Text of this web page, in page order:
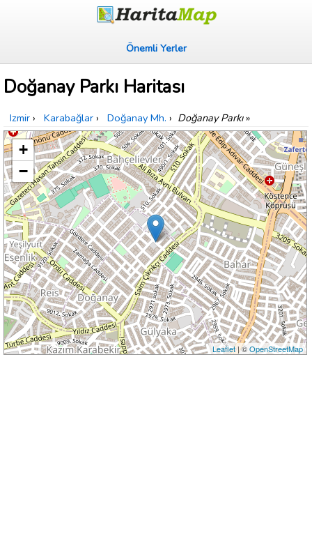
Önemli Yerler
Doğanay Parkı Haritası
Izmir › Karabağlar › Doğanay Mh. › Doğanay Parkı»
+
−
Leaflet| ©OpenStreetMap